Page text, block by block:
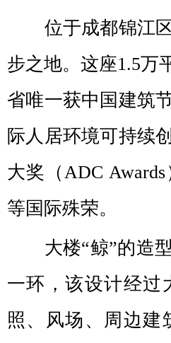
位于成都锦江区
步之地。这座1.5万
省唯一获中国建筑
际人居环境可持续
大奖（ADC
等国际殊荣。
大楼“鲸”的造型
一环，该设计经过
照、风场、周边建